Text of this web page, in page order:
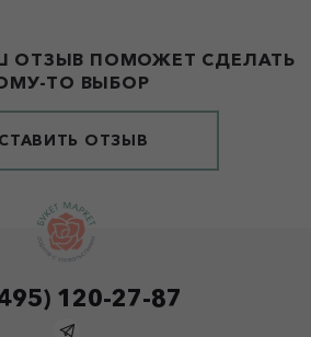
ОТЗЫВ ПОМОЖЕТ СДЕЛАТЬ
ТО ВЫБОР
ОТЗЫВ
120-27-87